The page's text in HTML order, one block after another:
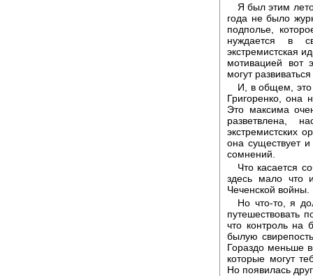
Я был этим
года не было
подполье,
нуждается в
экстремистская
мотивацией вот
могут
И, в общем, это
Григоренко, она
Это максима
разветвлена,
экстремистских
она существует
сомнений.
Что касается
здесь мало что
Чеченской войны.
Но что-то, я
путешествовать
что контроль на
былую
Гораздо меньше
которые могут
Но появилась